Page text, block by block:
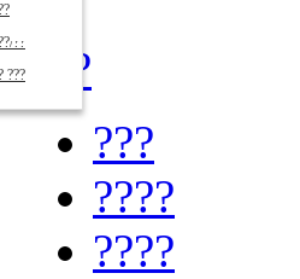
??
???
????
???
????
????